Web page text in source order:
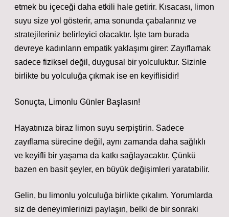
etmek bu içeceği daha etkili hale getirir. Kısacası, limon
suyu size yol gösterir, ama sonunda çabalarınız ve
stratejileriniz belirleyici olacaktır. İşte tam burada
devreye kadınların empatik yaklaşımı girer: Zayıflamak
sadece fiziksel değil, duygusal bir yolculuktur. Sizinle
birlikte bu yolculuğa çıkmak ise en keyiflisidir!
Sonuçta, Limonlu Günler Başlasın!
Hayatınıza biraz limon suyu serpiştirin. Sadece
zayıflama sürecine değil, aynı zamanda daha sağlıklı
ve keyifli bir yaşama da katkı sağlayacaktır. Çünkü
bazen en basit şeyler, en büyük değişimleri yaratabilir.
Gelin, bu limonlu yolculuğa birlikte çıkalım. Yorumlarda
siz de deneyimlerinizi paylaşın, belki de bir sonraki